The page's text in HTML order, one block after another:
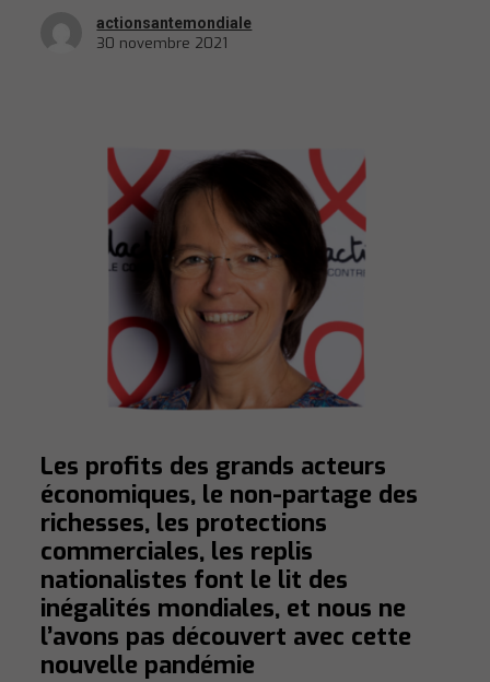
actionsantemondiale
30 novembre 2021
Les profits des grands acteurs
économiques, le non-partage des
richesses, les protections
commerciales, les replis
nationalistes font le lit des
inégalités mondiales, et nous ne
l’avons pas découvert avec cette
nouvelle pandémie